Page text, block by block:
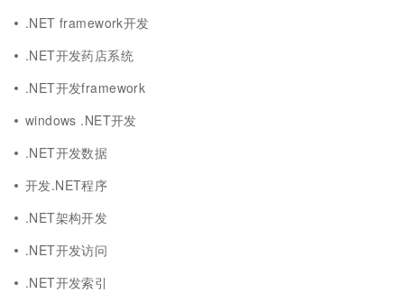
.NET framework开发
.NET开发药店系统
.NET开发framework
windows .NET开发
.NET开发数据
开发.NET程序
.NET架构开发
.NET开发访问
.NET开发索引